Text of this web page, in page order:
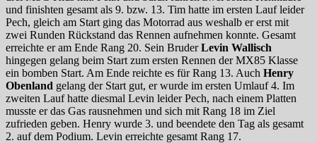
und finishten gesamt als 9. bzw. 13. Tim hatte im ersten Lauf leider
Pech, gleich am Start ging das Motorrad aus weshalb er erst mit
zwei Runden Rückstand das Rennen aufnehmen konnte. Gesamt
erreichte er am Ende Rang 20. Sein BruderLevin Wallisch
hingegen gelang beim Start zum ersten Rennen der MX85 Klasse
ein bomben Start. Am Ende reichte es für Rang 13. Auch Henry
Obenland gelang der Start gut, er wurde im ersten Umlauf 4. Im
zweiten Lauf hatte diesmal Levin leider Pech, nach einem Platten
musste er das Gas rausnehmen und sich mit Rang 18 im Ziel
zufrieden geben. Henry wurde 3. und beendete den Tag als gesamt
2. auf dem Podium. Levin erreichte gesamt Rang 17.